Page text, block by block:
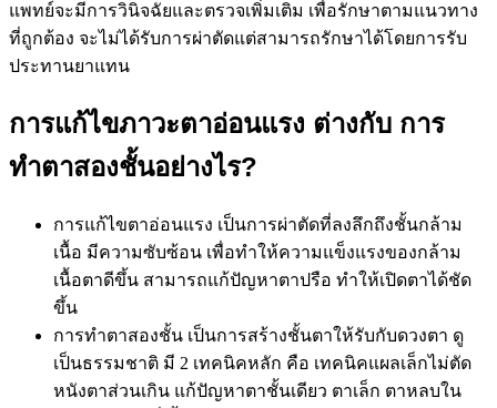
แพทย์จะมีการวินิจฉัยและตรวจเพิ่มเติม เพื่อรักษาตามแนวทาง
ที่ถูกต้อง จะไม่ได้รับการผ่าตัดแต่สามารถรักษาได้โดยการรับ
ประทานยาแทน
การแก้ไขภาวะตาอ่อนแรง ต่างกับ การ
ทำตาสองชั้นอย่างไร?
การแก้ไขตาอ่อนแรง เป็นการผ่าตัดที่ลงลึกถึงชั้นกล้าม
เนื้อ มีความซับซ้อน เพื่อทำให้ความแข็งแรงของกล้าม
เนื้อตาดีขึ้น สามารถแก้ปัญหาตาปรือ ทำให้เปิดตาได้ชัด
ขึ้น
การทำตาสองชั้น เป็นการสร้างชั้นตาให้รับกับดวงตา ดู
เป็นธรรมชาติ มี 2 เทคนิคหลัก คือ เทคนิคแผลเล็กไม่ตัด
หนังตาส่วนเกิน แก้ปัญหาตาชั้นเดียว ตาเล็ก ตาหลบใน